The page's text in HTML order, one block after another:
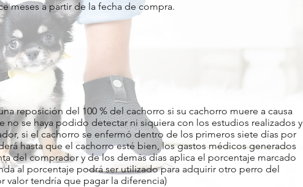
meses a partir de la fecha de compra.
reposición del 100 % del cachorro si su cachorro muere a causa
se haya podido detectar ni siquiera con los estudios realizados y
si el cachorro se enfermó dentro de los primeros siete días por
hasta que el cachorro esté bien, los gastos médicos generados
del comprador y de los demás días aplica el porcentaje marcado
al porcentaje podrá ser utilizado para adquirir otro perro del
valor tendría que pagar la diferencia)